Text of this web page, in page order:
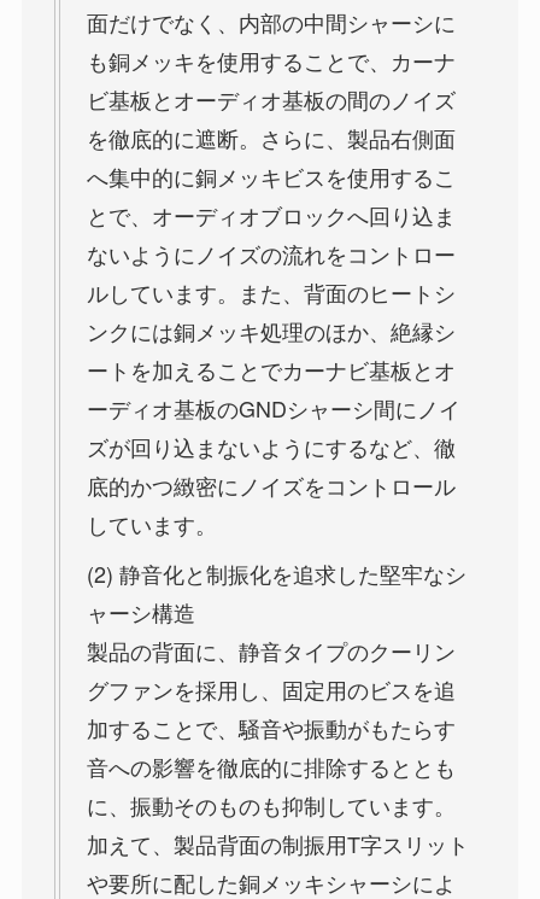
面だけでなく、内部の中間シャーシに
も銅メッキを使用することで、カーナ
ビ基板とオーディオ基板の間のノイズ
を徹底的に遮断。さらに、製品右側面
へ集中的に銅メッキビスを使用するこ
とで、オーディオブロックへ回り込ま
ないようにノイズの流れをコントロー
ルしています。また、背面のヒートシ
ンクには銅メッキ処理のほか、絶縁シ
ートを加えることでカーナビ基板とオ
ーディオ基板のGNDシャーシ間にノイ
ズが回り込まないようにするなど、徹
底的かつ緻密にノイズをコントロール
しています。
(2) 静音化と制振化を追求した堅牢なシ
ャーシ構造
製品の背面に、静音タイプのクーリン
グファンを採用し、固定用のビスを追
加することで、騒音や振動がもたらす
音への影響を徹底的に排除するととも
に、振動そのものも抑制しています。
加えて、製品背面の制振用T字スリット
や要所に配した銅メッキシャーシによ